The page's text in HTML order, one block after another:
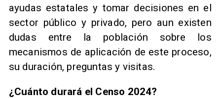
ayudas estatales y tomar decisiones en el
sector público y privado, pero aun existen
dudas entre la población sobre los
mecanismos de aplicación de este proceso,
su duración, preguntas y visitas.
¿Cuánto durará el Censo 2024?